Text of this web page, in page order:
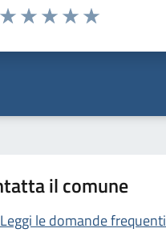
da 1 a 5 stelle la pagina
il comune
Leggi le domande frequenti